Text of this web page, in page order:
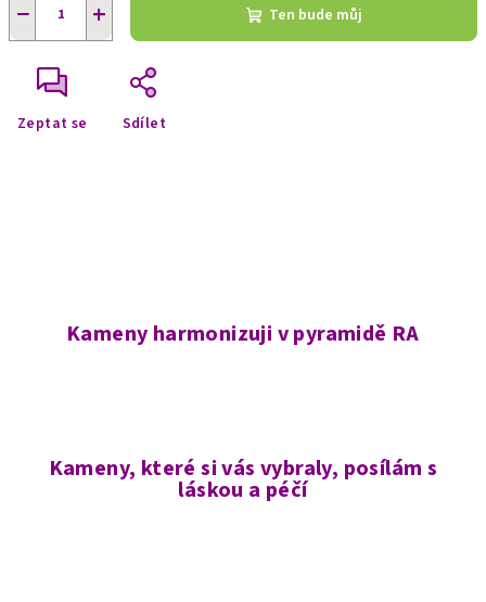
+
− Ten bude můj
Zeptat se Sdílet
Kameny harmonizuji v pyramidě RA
Kameny, které si vás vybraly, posílám s
láskou a péčí